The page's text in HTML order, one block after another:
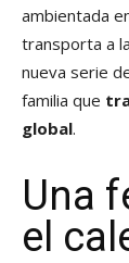
ambientada
transporta a
nueva serie
familia que
global.
Una
el